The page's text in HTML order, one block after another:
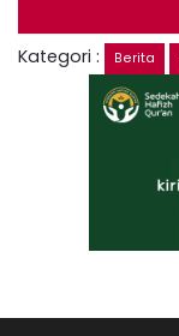
Kategori : Berita